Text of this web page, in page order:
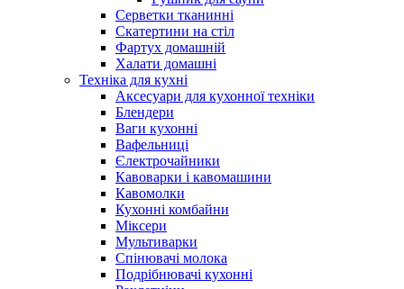
Серветки тканинні
Скатертини на стіл
Фартух домашній
Халати домашні
Техніка для кухні
Аксесуари для кухонної техніки
Блендери
Ваги кухонні
Вафельниці
Єлектрочайники
Кавоварки і кавомашини
Кавомолки
Кухонні комбайни
Міксери
Мультиварки
Спінювачі молока
Подрібнювачі кухонні